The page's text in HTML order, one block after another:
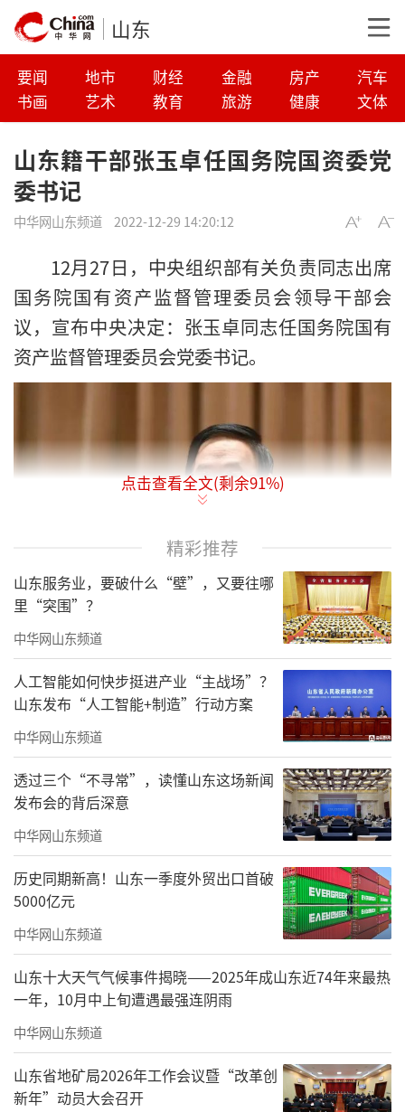
山东
要闻 地市 财经 金融 房产
汽车
书画
艺术 教育 旅游 健康 文体
山东籍干部张玉卓任国务院国资委党
委书记
中华网山东频道 2022-12-29 14:20:12
12月27日，中央组织部有关负责同志出席
国务院国有资产监督管理委员会领导干部会
议，宣布中央决定：张玉卓同志任国务院国有
资产监督管理委员会党委书记。
现年60岁的张玉卓是山东寿光人，他是第
二十届中央委员会委员、中国工程院院士，也
是资深能源专家，曾先后担任全球最大煤炭企
业和世界最大炼油企业的“一把手”。2021年7
月，张玉卓调任中国科学技术协会党组书记，
直至此番履新。
综合中国工程院官网等公开资料，张玉卓1
989年毕业于北京科技大学，获工学博士学位，
2011年当选中国工程院院士。长期从事能源领
域的研究与产业化工作，在新型煤化工等领域
取得多项创新成果。曾主持建成全球首套年产1
08万吨油品的煤直接液化装置并实现安全稳定
长周期运行，使我国成为唯一掌握百万吨级煤
直接液化技术的国家；应用我国自主知识产权
点击查看全文(剩余91%)
精彩推荐
山东服务业，要破什么“壁”，又要往哪
里“突围”？
中华网山东频道
人工智能如何快步挺进产业“主战场”？
山东发布“人工智能+制造”行动方案
中华网山东频道
透过三个“不寻常”，读懂山东这场新闻
发布会的背后深意
中华网山东频道
历史同期新高！山东一季度外贸出口首破
5000亿元
中华网山东频道
山东十大天气气候事件揭晓——2025年成山东近74年来最热
一年，10月中上旬遭遇最强连阴雨
中华网山东频道
山东省地矿局2026年工作会议暨“改革创
新年”动员大会召开